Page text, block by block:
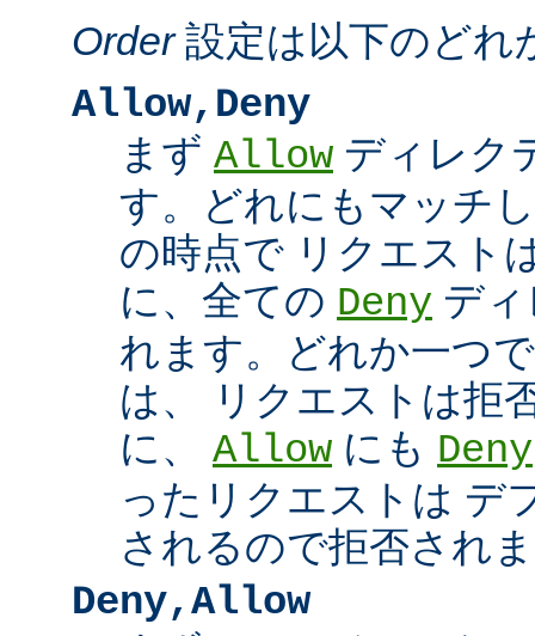
Order設定は以下のどれ
Allow,Deny
まず Allow ディレク
す。どれにもマッチ
の時点で リクエスト
に、全ての Deny デ
れます。どれか一つ
は、 リクエストは拒
に、 Allow にも Deny
ったリクエストは デ
されるので拒否され
Deny,Allow